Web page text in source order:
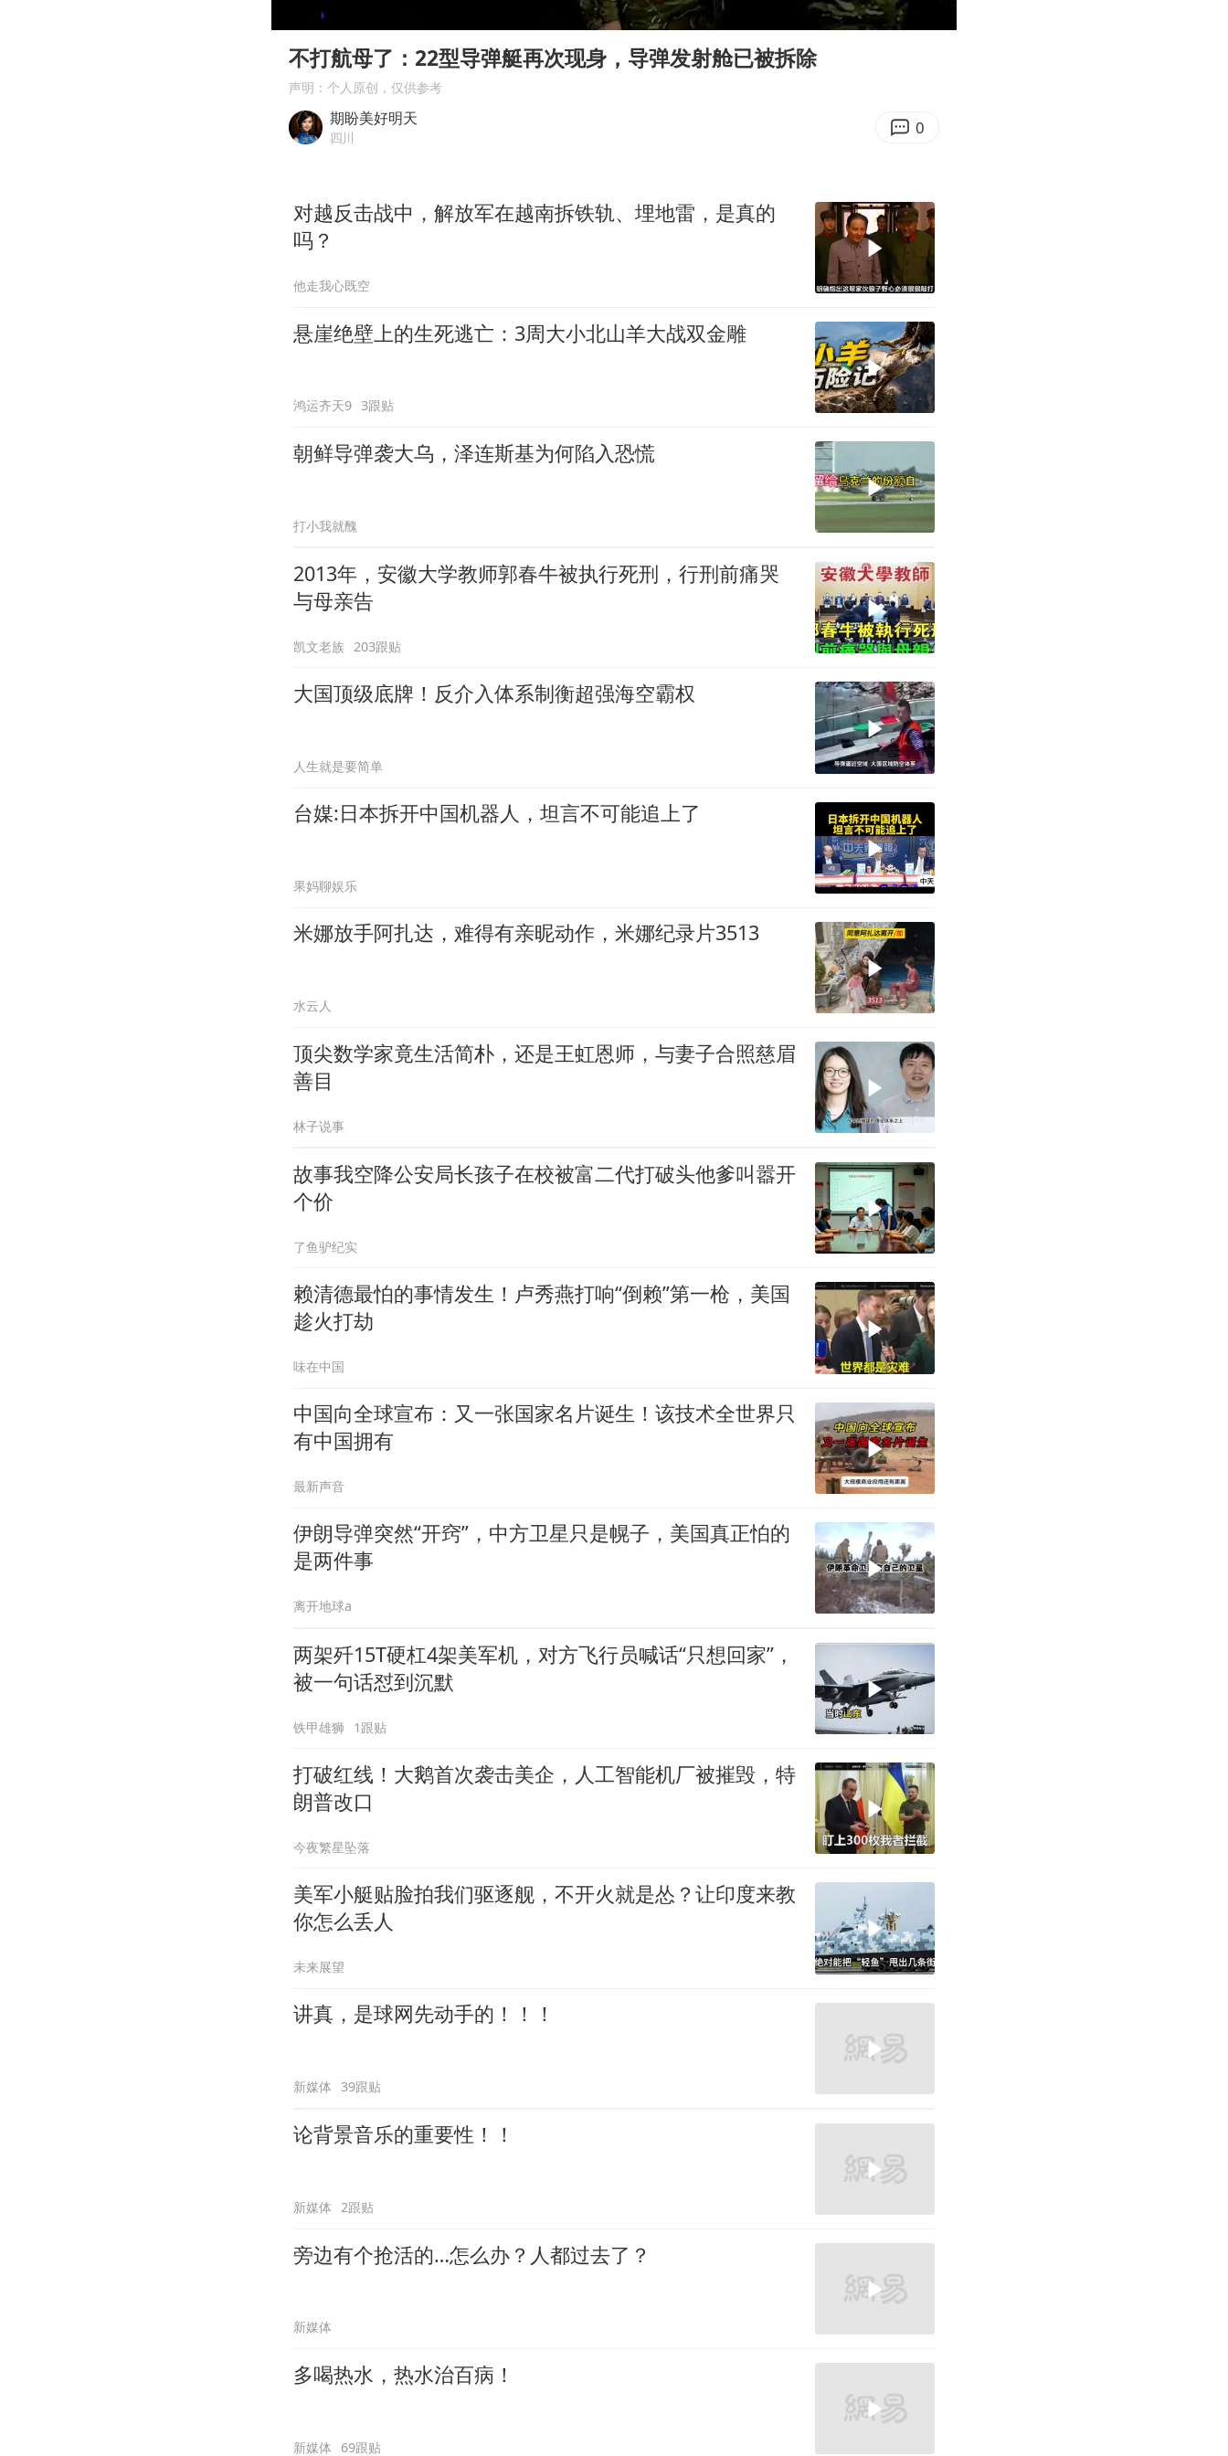
村民谈“梅姨”：叫的其实是“媒姨”
郑国霖回应去景区上班被保安拦下
奋进开新局 实干挑大梁
07:40
不打航母了：22型导弹艇再次现身，导弹发射舱已被拆除
声明：个人原创，仅供参考
期盼美好明天
四川 0
对越反击战中，解放军在越南拆铁轨、埋地雷，是真的
吗？
他走我心既空
悬崖绝壁上的生死逃亡：3周大小北山羊大战双金雕
鸿运齐天9 3跟贴
朝鲜导弹袭大乌，泽连斯基为何陷入恐慌
打小我就醜
2013年，安徽大学教师郭春牛被执行死刑，行刑前痛哭
与母亲告
凯文老族 203跟贴
大国顶级底牌！反介入体系制衡超强海空霸权
人生就是要简单
台媒:日本拆开中国机器人，坦言不可能追上了
果妈聊娱乐
米娜放手阿扎达，难得有亲昵动作，米娜纪录片3513
水云人
顶尖数学家竟生活简朴，还是王虹恩师，与妻子合照慈眉
善目
林子说事
故事我空降公安局长孩子在校被富二代打破头他爹叫嚣开
个价
了鱼驴纪实
赖清德最怕的事情发生！卢秀燕打响“倒赖”第一枪，美国
趁火打劫
味在中国
中国向全球宣布：又一张国家名片诞生！该技术全世界只
有中国拥有
最新声音
伊朗导弹突然“开窍”，中方卫星只是幌子，美国真正怕的
是两件事
离开地球a
两架歼15T硬杠4架美军机，对方飞行员喊话“只想回家”，
被一句话怼到沉默
铁甲雄狮 1跟贴
打破红线！大鹅首次袭击美企，人工智能机厂被摧毁，特
朗普改口
今夜繁星坠落
美军小艇贴脸拍我们驱逐舰，不开火就是怂？让印度来教
你怎么丢人
未来展望
讲真，是球网先动手的！！！
新媒体 39跟贴
论背景音乐的重要性！！
新媒体 2跟贴
旁边有个抢活的…怎么办？人都过去了？
新媒体
多喝热水，热水治百病！
新媒体 69跟贴